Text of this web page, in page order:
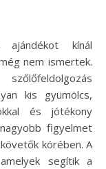
nem ismertek.
kis gyümölcs,
és jótékony
figyelmet
körében. A
segítik a